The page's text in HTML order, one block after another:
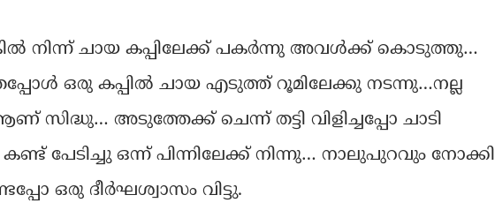
നിന്ന് ചായ കപ്പിലേക്ക് പകർന്നു അവൾക്ക് കൊടുത്തു…
ഒരു കപ്പിൽ ചായ എടുത്ത് റൂമിലേക്കു നടന്നു…നല്ല
സിദ്ധു… അടുത്തേക്ക് ചെന്ന് തട്ടി വിളിച്ചപ്പോ ചാടി
പേടിച്ചു ഒന്ന് പിന്നിലേക്ക് നിന്നു… നാലുപുറവും നോക്കി
ഒരു ദീർഘശ്വാസം വിട്ടു.